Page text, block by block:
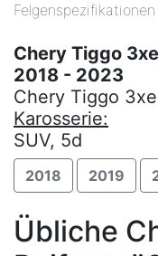
Chery Tiggo 3xe
2018 - 2023
Chery Tiggo 3xe
Karosserie:
SUV, 5d
2018 2019
Übliche